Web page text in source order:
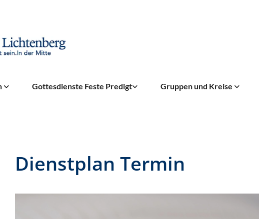
Gottesdienste Feste Predigt Gruppen und Kreise
Dienstplan Termin